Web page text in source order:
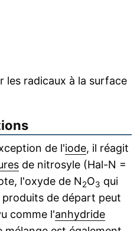
les radicaux à la surface
de l'iode, il réagit
de nitrosyle (Hal-N =
l'oxyde de N2O3 qui
produits de départ peut
comme l'anhydride